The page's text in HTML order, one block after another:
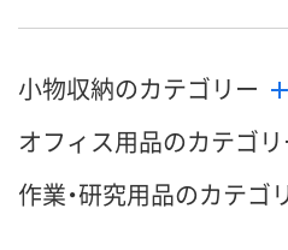
小物収納のカテゴリー
オフィス用品のカテゴリ
作業・研究用品のカテゴ